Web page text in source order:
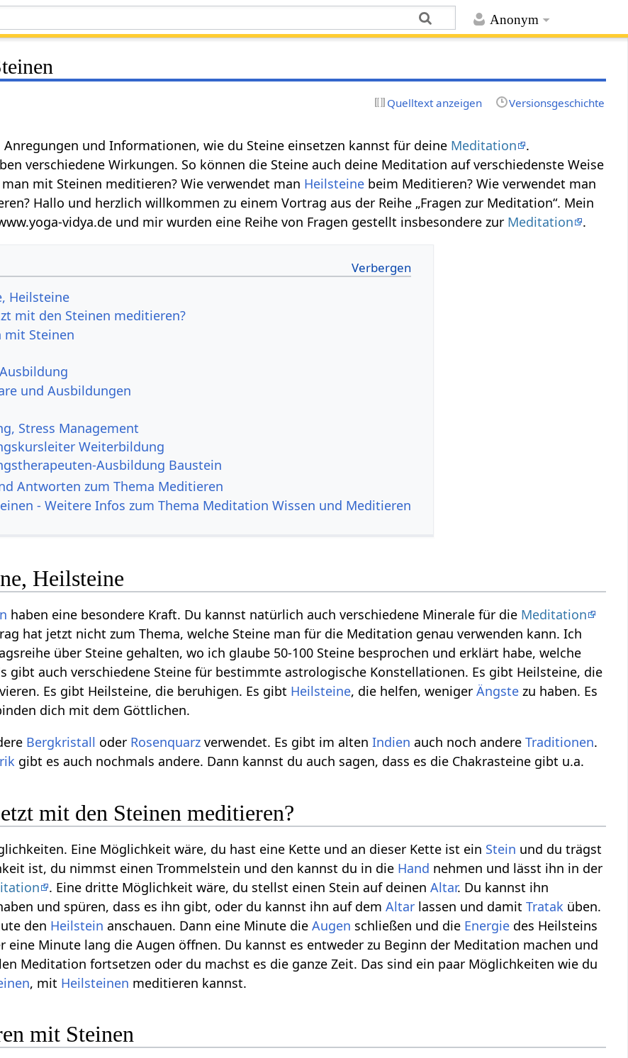
Anonym
Quelltext anzeigen Versionsgeschichte
und Informationen, wie du Steine einsetzen kannst für deine Meditation
.
verschiedene Wirkungen. So können die Steine auch deine Meditation auf verschiedenste Weise
mit Steinen meditieren? Wie verwendet man Heilsteine beim Meditieren? Wie verwendet man
Hallo und herzlich willkommen zu einem Vortrag aus der Reihe „Fragen zur Meditation“. Mein
vidya.de und mir wurden eine Reihe von Fragen gestellt insbesondere zur Meditation .
Heilsteine
mit den Steinen meditieren?
mit Steinen
und Ausbildungen
Stress Management
Weiterbildung
Ausbildung Baustein
Antworten zum Thema Meditieren
- Weitere Infos zum Thema Meditation Wissen und Meditieren
Heilsteine
haben eine besondere Kraft. Du kannst natürlich auch verschiedene Minerale für die Meditation
hat jetzt nicht zum Thema, welche Steine man für die Meditation genau verwenden kann. Ich
über Steine gehalten, wo ich glaube 50-100 Steine besprochen und erklärt habe, welche
gibt auch verschiedene Steine für bestimmte astrologische Konstellationen. Es gibt Heilsteine, die
Es gibt Heilsteine, die beruhigen. Es gibt Heilsteine, die helfen, wenigerÄngste zu haben. Es
dich mit dem Göttlichen.
Bergkristall oder Rosenquarz verwendet. Es gibt im altenIndien auch noch andereTraditionen.
gibt es auch nochmals andere. Dann kannst du auch sagen, dass es die Chakrasteine gibt u.a.
mit den Steinen meditieren?
Eine Möglichkeit wäre, du hast eine Kette und an dieser Kette ist ein Stein und du trägst
ist, du nimmst einen Trommelstein und den kannst du in die Hand nehmen und lässt ihn in der
. Eine dritte Möglichkeit wäre, du stellst einen Stein auf deinenAltar. Du kannst ihn
und spüren, dass es ihn gibt, oder du kannst ihn auf demAltar lassen und damitTratak üben.
den Heilstein anschauen. Dann eine Minute dieAugen schließen und die Energie des Heilsteins
eine Minute lang die Augen öffnen. Du kannst es entweder zu Beginn der Meditation machen und
Meditation fortsetzen oder du machst es die ganze Zeit. Das sind ein paar Möglichkeiten wie du
, mit Heilsteinen meditieren kannst.
mit Steinen